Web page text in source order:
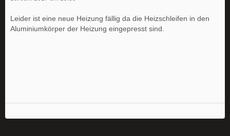
Leider ist eine neue Heizung fällig da die Heizschleifen in den
Aluminiumkörper der Heizung eingepresst sind.